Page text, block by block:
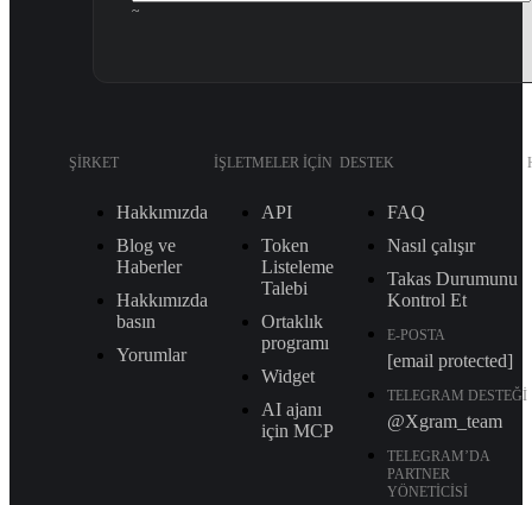
~
ŞIRKET
Hakkımızda
Blog ve
Haberler
Hakkımızda
basın
Yorumlar
İŞLETMELER IÇIN
API
Token
Listeleme
Talebi
Ortaklık
programı
Widget
AI ajanı
için MCP
DESTEK
FAQ
Nasıl çalışır
Takas Durumunu
Kontrol Et
E-POSTA
[email protected]
TELEGRAM DESTEĞI
@Xgram_team
TELEGRAM’DA
PARTNER
YÖNETICISI